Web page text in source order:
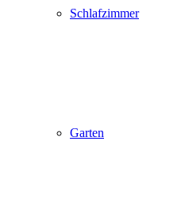
Schlafzimmer
Garten